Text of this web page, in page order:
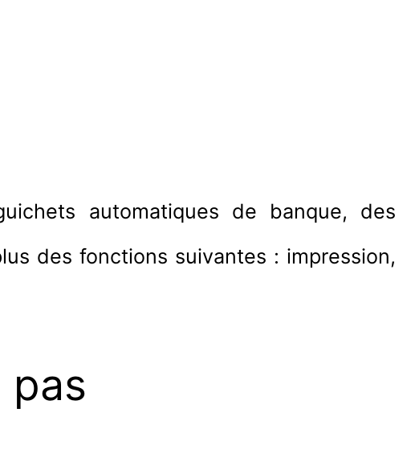
automatiques de banque, des
des fonctions suivantes : impression,
pas